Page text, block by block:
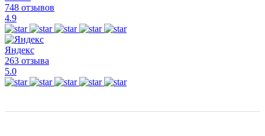
748 отзывов
4.9
Яндекс
263 отзыва
5.0